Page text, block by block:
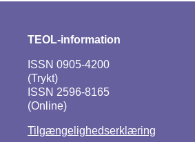
TEOL-information
ISSN 0905-4200
(Trykt)
ISSN 2596-8165
(Online)
Tilgængelighedserklæring